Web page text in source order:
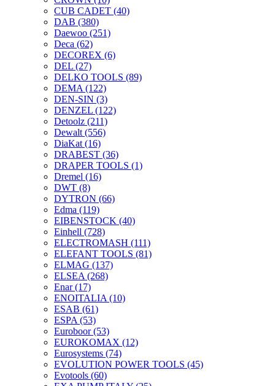
CUB CADET (40)
DAB (380)
Daewoo (251)
Deca (62)
DECOREX (6)
DEL (27)
DELKO TOOLS (89)
DEMA (122)
DEN-SIN (3)
DENZEL (122)
Detoolz (211)
Dewalt (556)
DiaKat (16)
DRABEST (36)
DRAPER TOOLS (1)
Dremel (16)
DWT (8)
DYTRON (66)
Edma (119)
EIBENSTOCK (40)
Einhell (728)
ELECTROMASH (111)
ELEFANT TOOLS (81)
ELMAG (137)
ELSEA (268)
Enar(17)
ENOITALIA (10)
ESAB (61)
ESPA (53)
Euroboor(53)
EUROKOMAX (12)
Eurosystems (74)
EVOLUTION POWER TOOLS (45)
Evotools (60)